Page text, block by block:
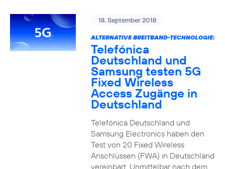
18. September 2018
ALTERNATIVE BREITBAND-TECHNOLOGIE:
Telefónica
Deutschland und
Samsung testen 5G
Fixed Wireless
Access Zugänge in
Deutschland
Telefónica Deutschland und
Samsung Electronics haben den
Test von 20 Fixed Wireless
Anschlüssen (FWA) in Deutschland
vereinbart. Unmittelbar nach dem